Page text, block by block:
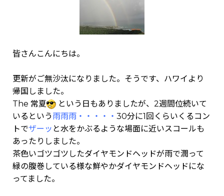
皆さんこんにちは。
更新がご無沙汰になりました。そうです、ハワイより
帰国しました。
The 常夏
という日もありましたが、2週間位続いて
いるという 雨雨雨・・・・・ 30分に1回くらいくるコン
トでザーッ と水をかぶるような場面に近いスコールも
あったりしました。
茶色いゴツゴツしたダイヤモンドヘッドが雨で潤って
緑の腹巻している様な鮮やかダイヤモンドヘッドにな
ってました。